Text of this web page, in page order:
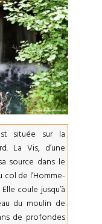
située sur la
La Vis, d’une
source dans le
col de l’Homme-
coule jusqu’à
du moulin de
de profondes